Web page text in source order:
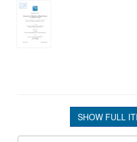
SHOW FULL